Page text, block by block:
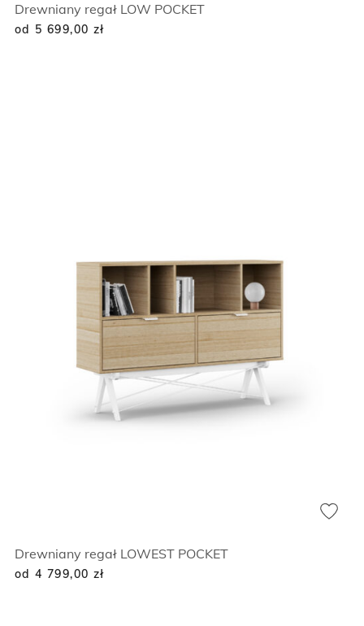
Drewniany regał LOW POCKET
od 5 699,00 zł
Drewniany regał LOWEST POCKET
od 4 799,00 zł